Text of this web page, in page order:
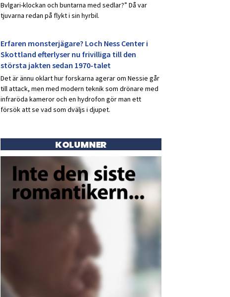
Bvlgari-klockan och buntarna med sedlar?” Då var
tjuvarna redan på flykt i sin hyrbil.
Erfaren monsterjägare? Loch Ness Center i
Skottland efterlyser nu frivilliga till den
största jakten sedan 1970-talet
Det är ännu oklart hur forskarna agerar om Nessie går
till attack, men med modern teknik som drönare med
infraröda kameror och en hydrofon gör man ett
försök att se vad som dväljs i djupet.
KOLUMNER